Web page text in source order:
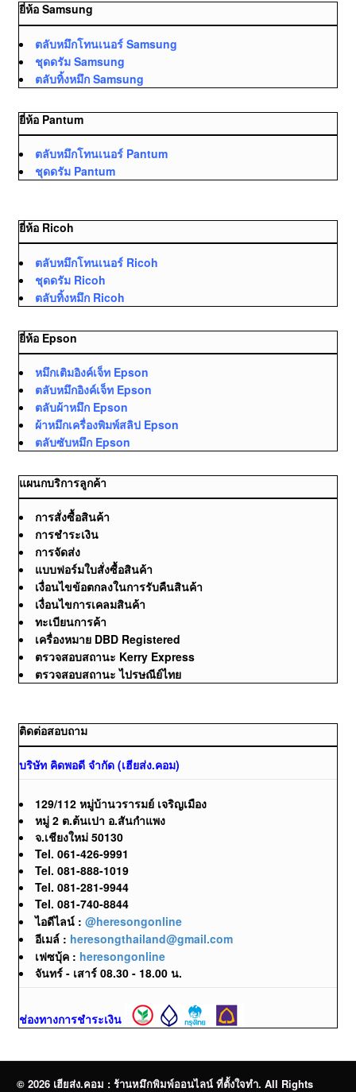
ยี่ห้อ Samsung
ตลับหมึกโทนเนอร์ Samsung
ชุดดรัม Samsung
ตลับทิ้งหมึก Samsung
ยี่ห้อ Pantum
ตลับหมึกโทนเนอร์ Pantum
ชุดดรัม Pantum
ยี่ห้อ Ricoh
ตลับหมึกโทนเนอร์ Ricoh
ชุดดรัม Ricoh
ตลับทิ้งหมึก Ricoh
ยี่ห้อ Epson
หมึกเติมอิงค์เจ็ท Epson
ตลับหมึกอิงค์เจ็ท Epson
ตลับผ้าหมึก Epson
ผ้าหมึกเครื่องพิมพ์สลิป Epson
ตลับซับหมึก Epson
แผนกบริการลูกค้า
การสั่งซื้อสินค้า
การชำระเงิน
การจัดส่ง
แบบฟอร์มใบสั่งซื้อสินค้า
เงื่อนไขข้อตกลงในการรับคืนสินค้า
เงื่อนไขการเคลมสินค้า
ทะเบียนการค้า
เครื่องหมาย DBD Registered
ตรวจสอบสถานะ Kerry Express
ตรวจสอบสถานะ ไปรษณีย์ไทย
ติดต่อสอบถาม
บริษัท คิดพอดี จำกัด (เฮียส่ง.คอม)
129/112 หมู่บ้านวรารมย์ เจริญเมือง
หมู่ 2 ต.ต้นเปา อ.สันกำแพง
จ.เชียงใหม่ 50130
Tel. 061-426-9991
Tel. 081-888-1019
Tel. 081-281-9944
Tel. 081-740-8844
ไอดีไลน์ : @heresongonline
อีเมล์ : heresongthailand@gmail.com
เฟซบุ้ค : heresongonline
จันทร์ - เสาร์ 08.30 - 18.00 น.
ช่องทางการชำระเงิน
© 2026 เฮียส่ง.คอม : ร้านหมึกพิมพ์ออนไลน์ ที่ตั้งใจทำ. All Rights